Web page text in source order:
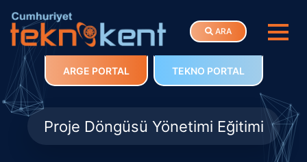
ARA
ARGE PORTAL TEKNO PORTAL
Proje Döngüsü Yönetimi Eğitimi